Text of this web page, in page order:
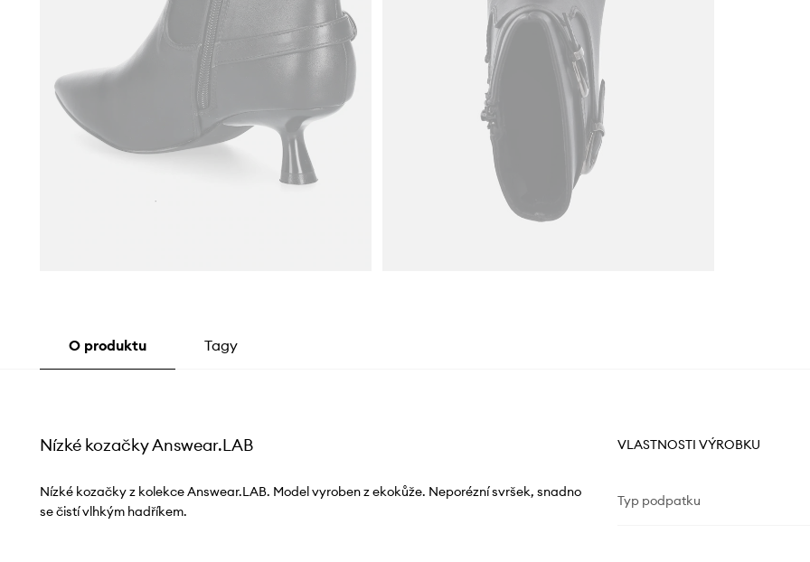
O produktu Tagy
Nízké kozačky Answear.LAB
Nízké kozačky z kolekce Answear.LAB. Model vyroben z ekokůže. Neporézní svršek, snadno
se čistí vlhkým hadříkem.
VLASTNOSTI VÝROBKU
Typ podpatku